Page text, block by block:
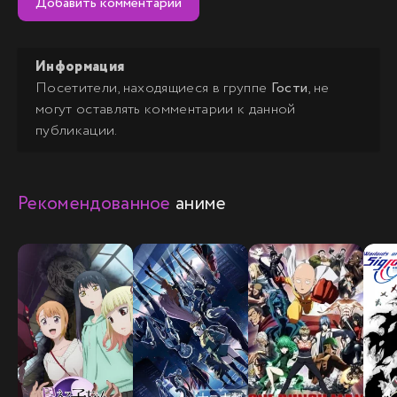
Информация
Посетители, находящиеся в группе Гости, не
могут оставлять комментарии к данной
публикации.
Рекомендованное аниме